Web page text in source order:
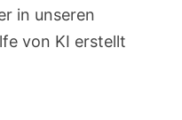
in unseren
von KI erstellt